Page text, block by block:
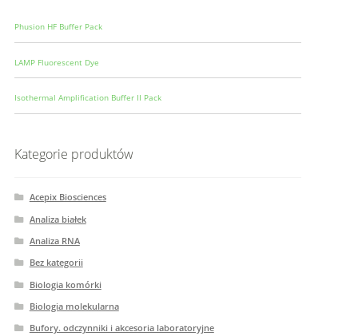
Phusion HF Buffer Pack
LAMP Fluorescent Dye
Isothermal Amplification Buffer II Pack
Kategorie produktów
Acepix Biosciences
Analiza białek
Analiza RNA
Bez kategorii
Biologia komórki
Biologia molekularna
Bufory. odczynniki i akcesoria laboratoryjne